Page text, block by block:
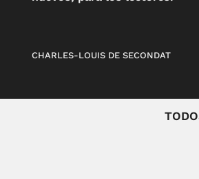
CHARLES-LOUIS DE SECONDAT